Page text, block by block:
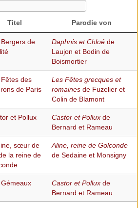
Titel Parodie von
de
Daphnis et Chloéde
Laujon et Bodin de
Boismortier
des
de Paris
Les Fêtes grecques et
romainesde Fuzelier et
Colin de Blamont
et Pollux Castor et Polluxde
Bernard et Rameau
sœur de
la reine de
Aline, reine de Golconde
de Sedaine et Monsigny
Castor et Polluxde
Bernard et Rameau